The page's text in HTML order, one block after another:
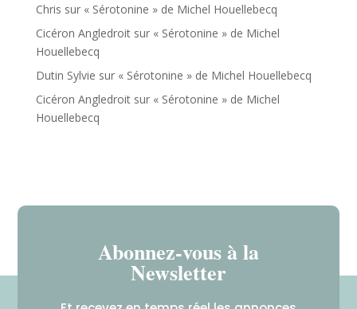
Chris sur « Sérotonine » de Michel Houellebecq
Cicéron Angledroitsur « Sérotonine » de Michel
Houellebecq
Dutin Sylvie sur « Sérotonine » de Michel Houellebecq
Cicéron Angledroitsur « Sérotonine » de Michel
Houellebecq
Abonnez-vous à la
Newsletter